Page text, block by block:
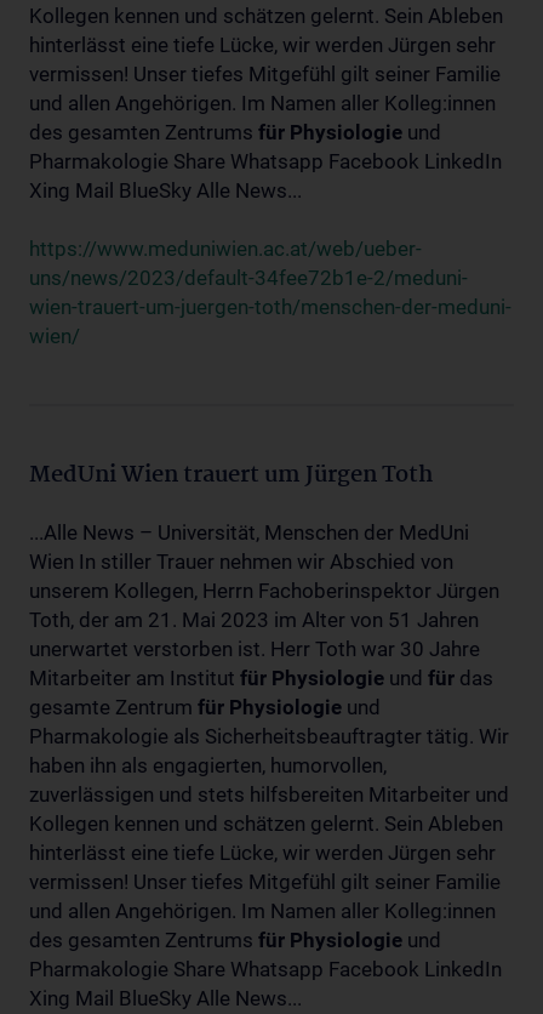
Kollegen kennen und schätzen gelernt. Sein Ableben
hinterlässt eine tiefe Lücke, wir werden Jürgen sehr
vermissen! Unser tiefes Mitgefühl gilt seiner Familie
und allen Angehörigen. Im Namen aller Kolleg:innen
des gesamten Zentrums für Physiologie und
Pharmakologie Share Whatsapp Facebook LinkedIn
Xing Mail BlueSky Alle News...
https://www.meduniwien.ac.at/web/ueber-
uns/news/2023/default-34fee72b1e-2/meduni-
wien-trauert-um-juergen-toth/menschen-der-meduni-
wien/
MedUni Wien trauert um Jürgen Toth
...Alle News – Universität, Menschen der MedUni
Wien In stiller Trauer nehmen wir Abschied von
unserem Kollegen, Herrn Fachoberinspektor Jürgen
Toth, der am 21. Mai 2023 im Alter von 51 Jahren
unerwartet verstorben ist. Herr Toth war 30 Jahre
Mitarbeiter am Institut für Physiologie und für das
gesamte Zentrum für Physiologie und
Pharmakologie als Sicherheitsbeauftragter tätig. Wir
haben ihn als engagierten, humorvollen,
zuverlässigen und stets hilfsbereiten Mitarbeiter und
Kollegen kennen und schätzen gelernt. Sein Ableben
hinterlässt eine tiefe Lücke, wir werden Jürgen sehr
vermissen! Unser tiefes Mitgefühl gilt seiner Familie
und allen Angehörigen. Im Namen aller Kolleg:innen
des gesamten Zentrums für Physiologie und
Pharmakologie Share Whatsapp Facebook LinkedIn
Xing Mail BlueSky Alle News...